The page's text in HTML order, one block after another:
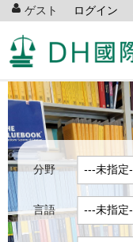
ゲスト ログイン
分野
言語